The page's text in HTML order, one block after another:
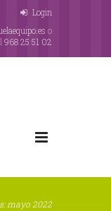
Login
o
968 25 51 02
mayo 2022